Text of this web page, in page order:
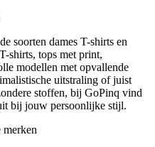
soorten dames T-shirts en
shirts, tops met print,
modellen met opvallende
uitstraling of juist
stoffen, bij GoPinq vind
bij jouw persoonlijke stijl.
merken